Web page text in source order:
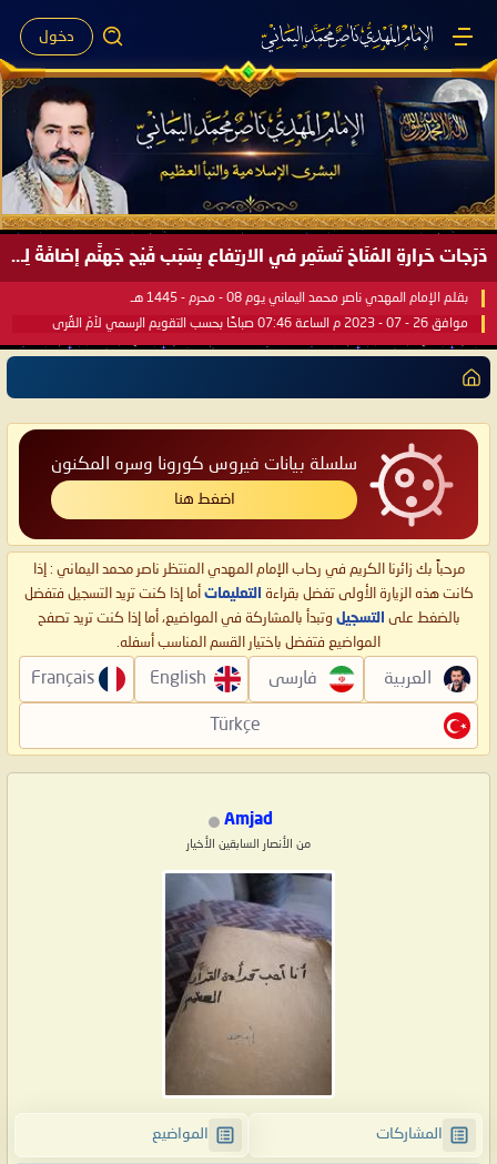
دخول
دَرَجات حَرارةِ المُنَاخ تَستَمِر في الارتِفاع بِسَبَب فَيْح جَهنَّم إضافَةً لِحرارةِ الشَّمس في مُحكَم القُرآن العَظيم ..
بقلم الإمام المهدي ناصر محمد اليماني يوم 08 - محرم - 1445 هـ
موافق 26 - 07 - 2023 م الساعة 07:46 صباحًا بحسب التقويم الرسمي لأمّ القُرى
سلسلة بيانات فيروس كورونا وسره المكنون
اضغط هنا
مرحباً بك زائرنا الكريم في رحاب الإمام المهدي المنتظر ناصر محمد اليماني : إذا
كانت هذه الزيارة الأولى تفضل بقراءة التعليمات أما إذا كنت تريد التسجيل فتفضل
بالضغط على التسجيل وتبدأ بالمشاركة في المواضيع، أما إذا كنت تريد تصفح
المواضيع فتفضل باختيار القسم المناسب أسفله.
العربية فارسی English
Français
Türkçe
Amjad
من الأنصار السابقين الأخيار
المشاركات المواضيع